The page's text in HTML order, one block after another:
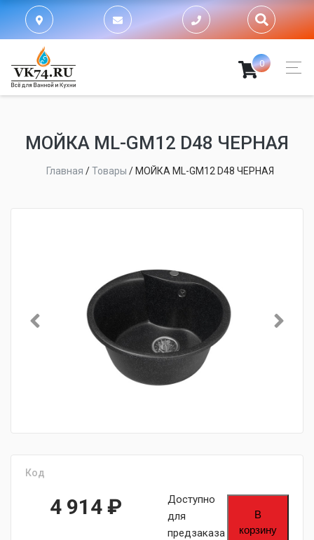
0
МОЙКA ML-GM12 D48 ЧЕРНАЯ
Главная /Товары / МОЙКA ML-GM12 D48 ЧЕРНАЯ
Код
4 914 ₽
Доступно
для
предзаказа
В
корзину